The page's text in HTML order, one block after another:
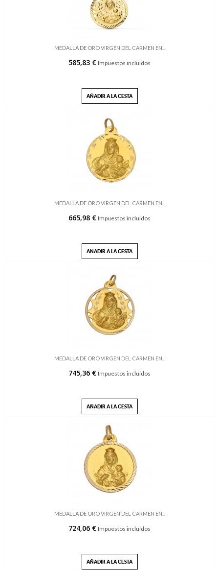
MEDALLA DE ORO VIRGEN DEL CARMEN EN...
585,83 € Impuestos incluidos
AÑADIR A LA CESTA
MEDALLA DE ORO VIRGEN DEL CARMEN EN...
665,98 € Impuestos incluidos
AÑADIR A LA CESTA
MEDALLA DE ORO VIRGEN DEL CARMEN EN...
745,36 € Impuestos incluidos
AÑADIR A LA CESTA
MEDALLA DE ORO VIRGEN DEL CARMEN EN...
724,06 € Impuestos incluidos
AÑADIR A LA CESTA